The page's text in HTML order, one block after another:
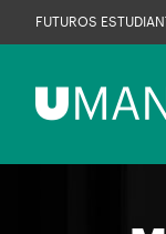
Pasar
al
Menú
FUTUROS